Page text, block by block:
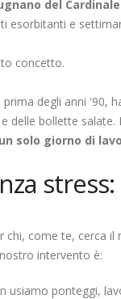
del Cardinale
esorbitanti e
concetto.
degli anni '90,
delle bollette
un solo giorno di
come te, cerca
intervento è:
usiamo ponteggi,